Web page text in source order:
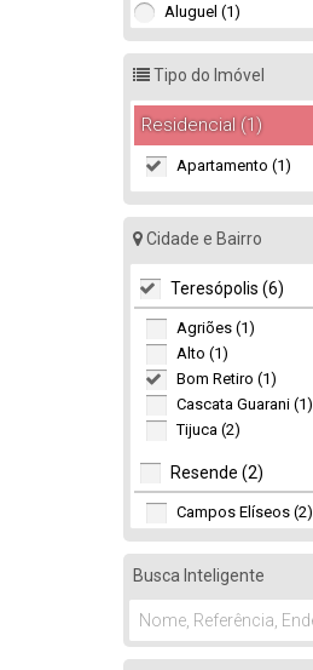
Aluguel (1)
Tipo do Imóvel
Residencial (1)
Apartamento (1)
Cidade e Bairro
Teresópolis (6)
Agriões (1)
Alto (1)
Bom Retiro (1)
Cascata Guarani (1)
Tijuca (2)
Resende (2)
Campos Elíseos (2)
Rio de Janeiro (1)
Busca Inteligente